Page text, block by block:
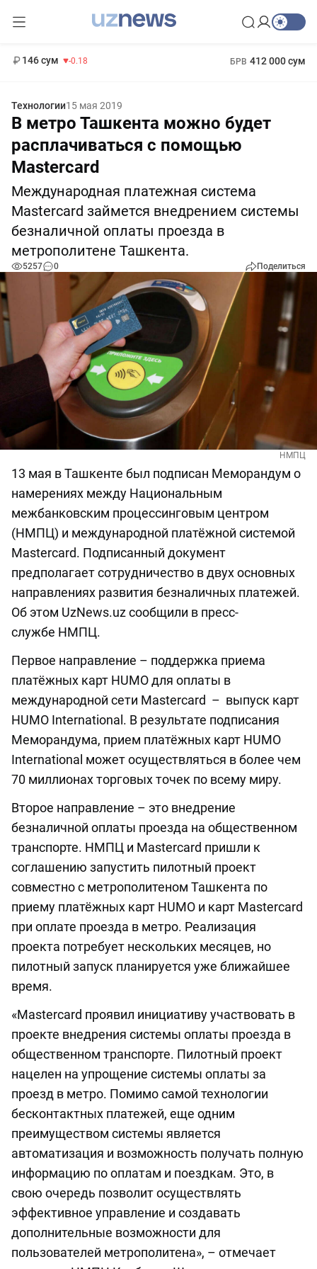
146 сум -0.18 БРВ 412 000 сум
Технологии15 мая 2019
В метро Ташкента можно будет
расплачиваться с помощью
Mastercard
Международная платежная система
Mastercard займется внедрением системы
безналичной оплаты проезда в
метрополитене Ташкента.
5257 0 Поделиться
НМПЦ
13 мая в Ташкенте был подписан Меморандум о
намерениях между Национальным
межбанковским процессинговым центром
(НМПЦ) и международной платёжной системой
Mastercard. Подписанный документ
предполагает сотрудничество в двух основных
направлениях развития безналичных платежей.
Об этом UzNews.uz сообщили в пресс-
службе НМПЦ.
Первое направление – поддержка приема
платёжных карт HUMO для оплаты в
международной сети Mastercard – выпуск карт
HUMO International. В результате подписания
Меморандума, прием платёжных карт HUMO
International может осуществляться в более чем
70 миллионах торговых точек по всему миру.
Второе направление – это внедрение
безналичной оплаты проезда на общественном
транспорте. НМПЦ и Mastercard пришли к
соглашению запустить пилотный проект
совместно с метрополитеном Ташкента по
приему платёжных карт HUMO и карт Mastercard
при оплате проезда в метро. Реализация
проекта потребует нескольких месяцев, но
пилотный запуск планируется уже ближайшее
время.
«Mastercard проявил инициативу участвовать в
проекте внедрения системы оплаты проезда в
общественном транспорте. Пилотный проект
нацелен на упрощение системы оплаты за
проезд в метро. Помимо самой технологии
бесконтактных платежей, еще одним
преимуществом системы является
автоматизация и возможность получать полную
информацию по оплатам и поездкам. Это, в
свою очередь позволит осуществлять
эффективное управление и создавать
дополнительные возможности для
пользователей метрополитена», – отмечает